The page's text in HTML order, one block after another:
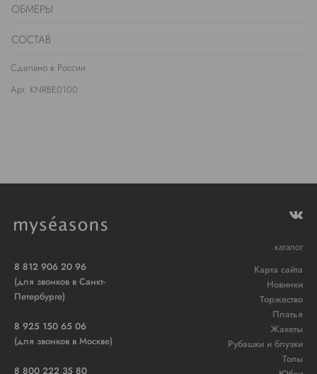
ОБМЕРЫ
СОСТАВ
Сделано в России
Арт. KNRBE0100
8 812 906 20 96
(для звонков в Санкт-
Петербурге)
8 925 150 65 06
(для звонков в Москве)
8 800 222 35 80
каталог
Карта сайта
Новинки
Торжество
Платья
Жакеты
Рубашки и блузки
Топы